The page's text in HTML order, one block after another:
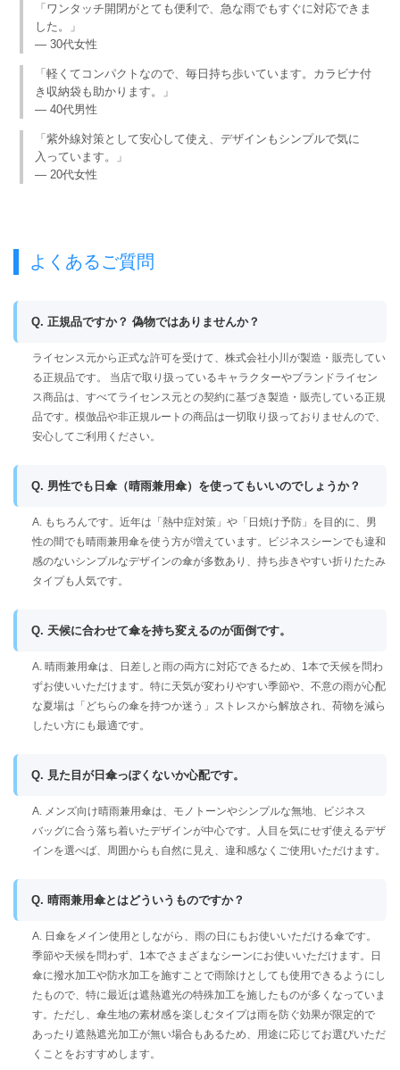
「ワンタッチ開閉がとても便利で、急な雨でもすぐに対応できま
した。」
— 30代女性
「軽くてコンパクトなので、毎日持ち歩いています。カラビナ付
き収納袋も助かります。」
— 40代男性
「紫外線対策として安心して使え、デザインもシンプルで気に
入っています。」
— 20代女性
よくあるご質問
Q. 正規品ですか？ 偽物ではありませんか？
ライセンス元から正式な許可を受けて、株式会社小川が製造・販売してい
る正規品です。 当店で取り扱っているキャラクターやブランドライセン
ス商品は、すべてライセンス元との契約に基づき製造・販売している正規
品です。模倣品や非正規ルートの商品は一切取り扱っておりませんので、
安心してご利用ください。
Q. 男性でも日傘（晴雨兼用傘）を使ってもいいのでしょうか？
A. もちろんです。近年は「熱中症対策」や「日焼け予防」を目的に、男
性の間でも晴雨兼用傘を使う方が増えています。ビジネスシーンでも違和
感のないシンプルなデザインの傘が多数あり、持ち歩きやすい折りたたみ
タイプも人気です。
Q. 天候に合わせて傘を持ち変えるのが面倒です。
A. 晴雨兼用傘は、日差しと雨の両方に対応できるため、1本で天候を問わ
ずお使いいただけます。特に天気が変わりやすい季節や、不意の雨が心配
な夏場は「どちらの傘を持つか迷う」ストレスから解放され、荷物を減ら
したい方にも最適です。
Q. 見た目が日傘っぽくないか心配です。
A. メンズ向け晴雨兼用傘は、モノトーンやシンプルな無地、ビジネス
バッグに合う落ち着いたデザインが中心です。人目を気にせず使えるデザ
インを選べば、周囲からも自然に見え、違和感なくご使用いただけます。
Q. 晴雨兼用傘とはどういうものですか？
A. 日傘をメイン使用としながら、雨の日にもお使いいただける傘です。
季節や天候を問わず、1本でさまざまなシーンにお使いいただけます。日
傘に撥水加工や防水加工を施すことで雨除けとしても使用できるようにし
たもので、特に最近は遮熱遮光の特殊加工を施したものが多くなっていま
す。ただし、傘生地の素材感を楽しむタイプは雨を防ぐ効果が限定的で
あったり遮熱遮光加工が無い場合もあるため、用途に応じてお選びいただ
くことをおすすめします。